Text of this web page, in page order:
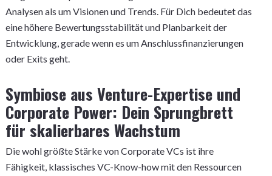
Analysen als um Visionen und Trends. Für Dich bedeutet das
eine höhere Bewertungsstabilität und Planbarkeit der
Entwicklung, gerade wenn es um Anschlussfinanzierungen
oder Exits geht.
Symbiose aus Venture-Expertise und
Corporate Power: Dein Sprungbrett
für skalierbares Wachstum
Die wohl größte Stärke von Corporate VCs ist ihre
Fähigkeit, klassisches VC-Know-how mit den Ressourcen